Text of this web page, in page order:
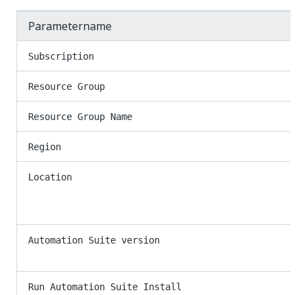
Parametername
Subscription
Resource Group
Resource Group Name
Region
Location
Automation Suite version
Run Automation Suite Install